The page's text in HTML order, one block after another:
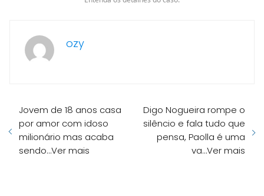
ozy
Jovem de 18 anos casa
por amor com idoso
milionário mas acaba
sendo…Ver mais
Digo Nogueira rompe o
silêncio e fala tudo que
pensa, Paolla é uma
va…Ver mais